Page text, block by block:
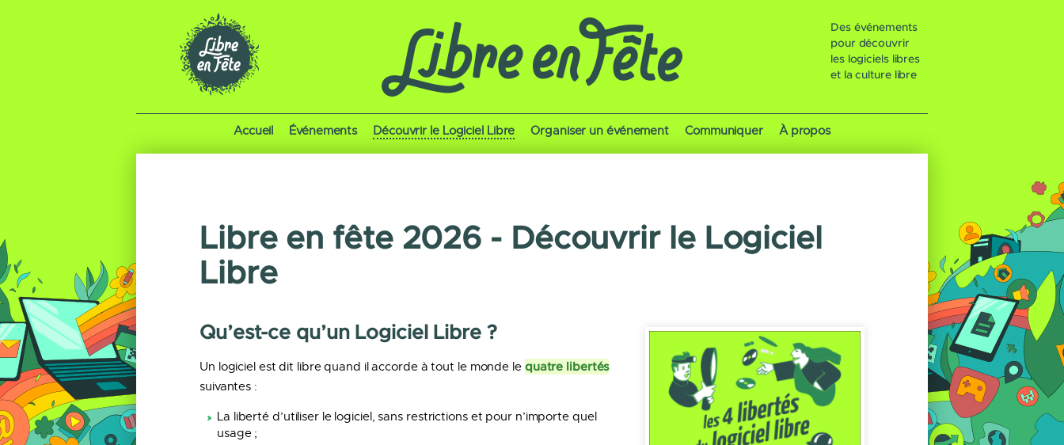
Des événements
pour découvrir
les logiciels libres
et la culture libre
Accueil Événements Découvrir le Logiciel Libre Organiser un événement Communiquer À propos
Libre en fête 2026 - Découvrir le Logiciel
Libre
Qu’est-ce qu’un Logiciel Libre ?
Un logiciel est dit libre quand il accorde à tout le monde le quatre libertés
suivantes :
La liberté d’utiliser le logiciel, sans restrictions et pour n’importe quel
usage ;